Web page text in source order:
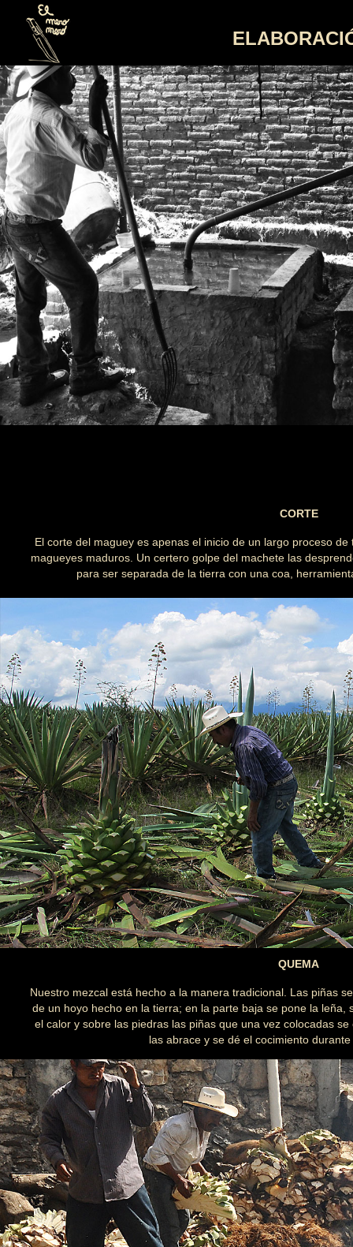
CORTE
El corte del maguey es apenas el inicio de un largo proceso
magueyes maduros. Un certero golpe del machete las
para ser separada de la tierra con una coa,
QUEMA
Nuestro mezcal está hecho a la manera tradicional. Las piñas
de un hoyo hecho en la tierra; en la parte baja se pone la leña,
el calor y sobre las piedras las piñas que una vez colocadas
las abrace y se dé el cocimiento